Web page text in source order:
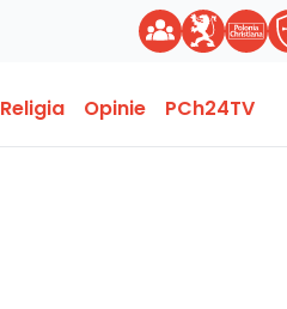
Religia Opinie PCh24TV